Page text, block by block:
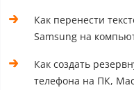
Как перенести
Samsung на
Как создать
телефона на ПК,